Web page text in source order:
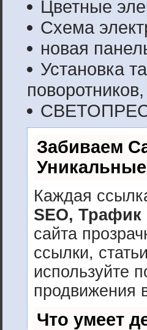
Цветные
Схема
новая
Установка
Забиваем
Каждая
SEO, Трафик
сайта
ссылки,
используйте
продвижения
Что умеет